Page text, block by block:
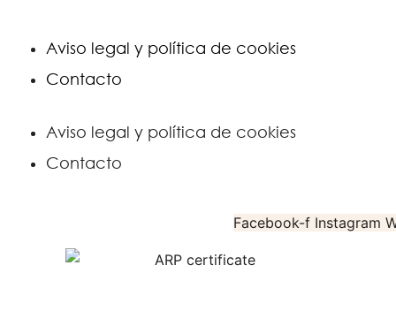
Aviso legal y política de cookies
Contacto
Aviso legal y política de cookies
Contacto
Facebook-f Instagram